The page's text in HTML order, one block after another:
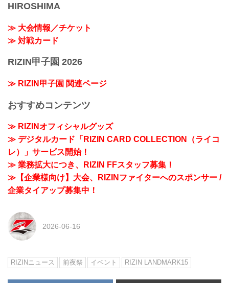
HIROSHIMA
≫ 大会情報／チケット
≫ 対戦カード
RIZIN甲子園 2026
≫ RIZIN甲子園 関連ページ
おすすめコンテンツ
≫ RIZINオフィシャルグッズ
≫ デジタルカード「RIZIN CARD COLLECTION（ライコ
レ）」サービス開始！
≫ 業務拡大につき、RIZIN FFスタッフ募集！
≫【企業様向け】大会、RIZINファイターへのスポンサー /
企業タイアップ募集中！
2026-06-16
RIZINニュース 前夜祭 イベント RIZIN LANDMARK15